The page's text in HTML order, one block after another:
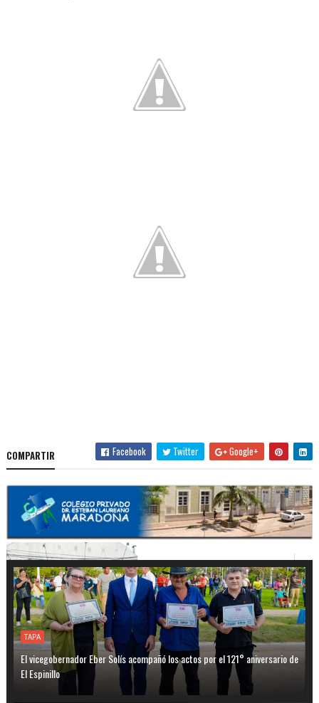
COMPARTIR Facebook Twitter Google+
TAPA
El vicegobernador Eber Solís acompañó los actos por el 121° aniversario de
El Espinillo